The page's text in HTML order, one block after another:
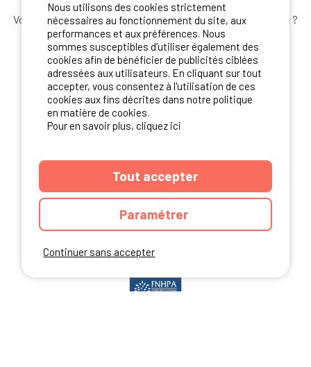
Vous souhaitez bénéficier desmeilleures offres camping ?
Abonnez-vous à la newsletterdès aujourd'hui
S'ABONNER
NOS PARTENAIRES
Continuer sans accepter
Nous utilisons des cookies strictement
nécessaires au fonctionnement du site, aux
performances et aux préférences. Nous
sommes susceptibles d’utiliser également des
cookies afin de bénéficier de publicités ciblées
adressées aux utilisateurs. En cliquant sur tout
accepter, vous consentez à l'utilisation de ces
cookies aux fins décrites dans notre politique
en matière de cookies.
Pour en savoir plus, cliquez ici
Tout accepter
Paramétrer